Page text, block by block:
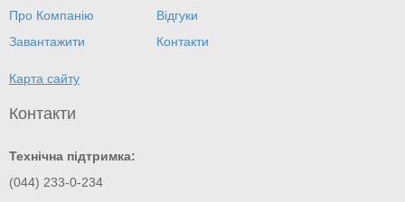
Про Компанію
Завантажити
Відгуки
Контакти
Карта сайту
Контакти
Технічна підтримка:
(044) 233-0-234